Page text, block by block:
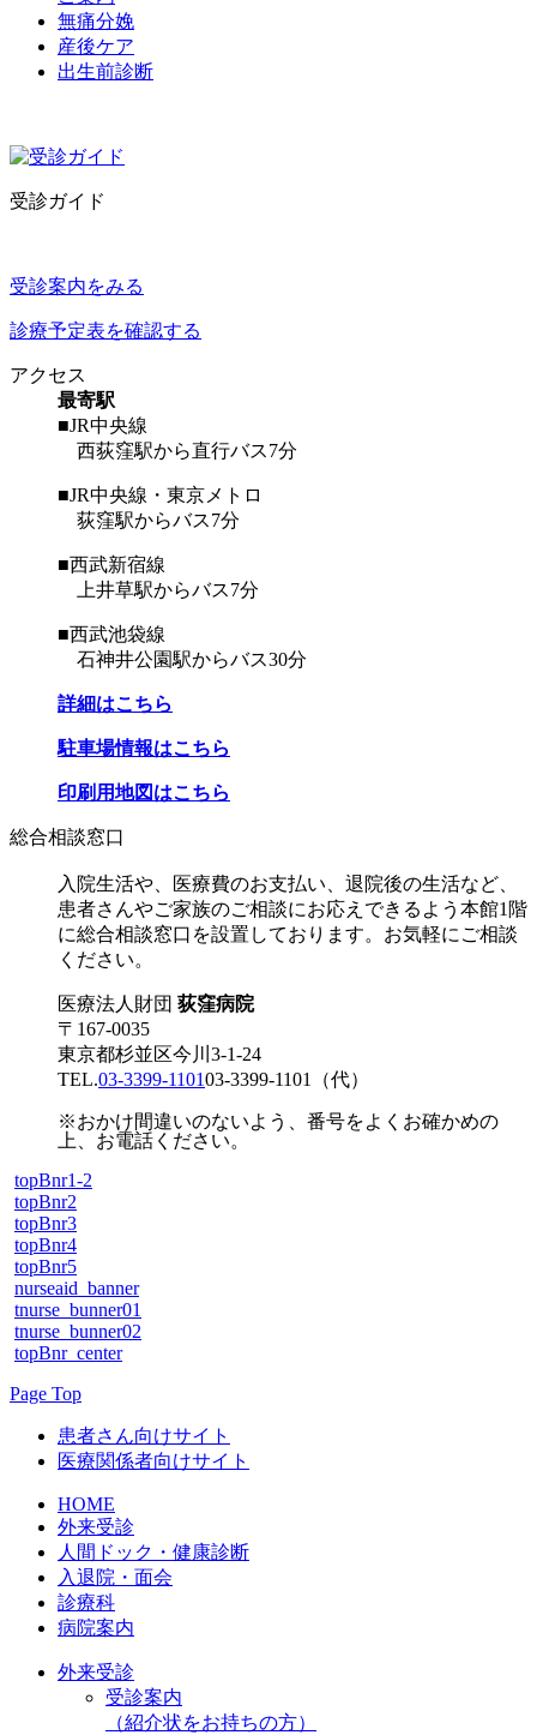
無痛分娩
産後ケア
出生前診断
受診ガイド
受診案内をみる
診療予定表を確認する
アクセス
最寄駅
■JR中央線
西荻窪駅から直行バス7分
■JR中央線・東京メトロ
荻窪駅からバス7分
■西武新宿線
上井草駅からバス7分
■西武池袋線
石神井公園駅からバス30分
詳細はこちら
駐車場情報はこちら
印刷用地図はこちら
総合相談窓口
入院生活や、医療費のお支払い、退院後の生活など、
患者さんやご家族のご相談にお応えできるよう本館1階
に総合相談窓口を設置しております。お気軽にご相談
ください。
医療法人財団 荻窪病院
〒167-0035
東京都杉並区今川3-1-24
TEL.03-3399-110103-3399-1101 （代）
※おかけ間違いのないよう、番号をよくお確かめの
上、お電話ください。
topBnr1-2
topBnr2
topBnr3
topBnr4
topBnr5
nurseaid_banner
tnurse_bunner01
tnurse_bunner02
topBnr_center
Page Top
患者さん向けサイト
医療関係者向けサイト
HOME
外来受診
人間ドック・健康診断
入退院・面会
診療科
病院案内
外来受診
受診案内
（紹介状をお持ちの方）